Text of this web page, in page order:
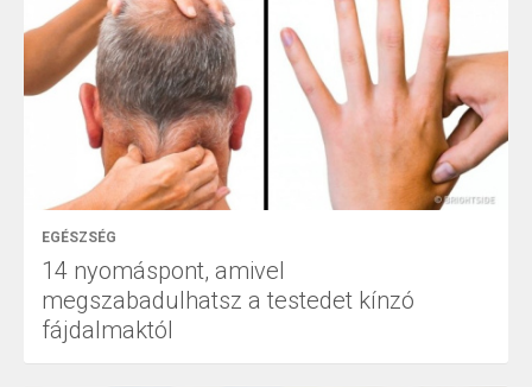
EGÉSZSÉG
14 nyomáspont, amivel
megszabadulhatsz a testedet kínzó
fájdalmaktól